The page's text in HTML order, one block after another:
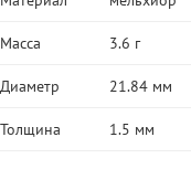
Масса 3.6 г
Диаметр 21.84 мм
Толщина 1.5 мм